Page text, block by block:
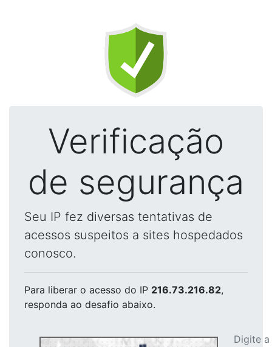
Verificação
de segurança
Seu IP fez diversas tentativas de
acessos suspeitos a sites hospedados
conosco.
Para liberar o acesso do IP 216.73.216.82,
responda ao desafio abaixo.
Digite